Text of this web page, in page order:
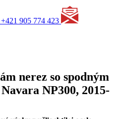
+421 905 774 423
nerez so spodným
NP300, 2015-